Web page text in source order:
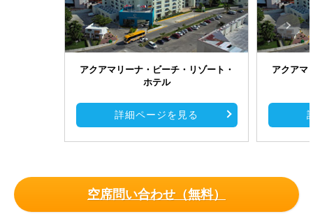
アクアマリーナ・ビーチ・リゾート・
ホテル
詳細ページを見る
アクアマ
空席問い合わせ（無料）